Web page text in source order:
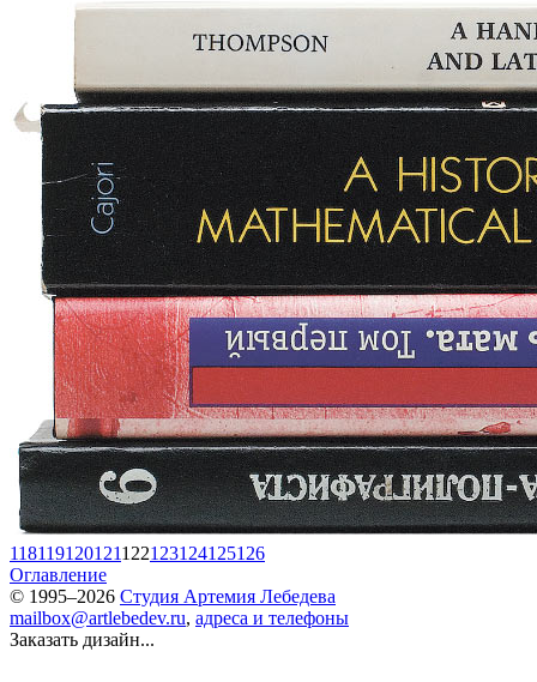
118119120121122123124125126
Оглавление
© 1995–2026 Студия Артемия Лебедева
mailbox@artlebedev.ru, адреса и телефоны
Заказать дизайн...